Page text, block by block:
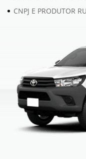
CNPJ E PRODUTOR